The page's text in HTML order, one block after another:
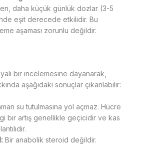
daha küçük günlük dozlar (3-5
eşit derecede etkilidir. Bu
aşaması zorunlu değildir.
bir incelemesine dayanarak,
aşağıdaki sonuçlar çıkarılabilir:
su tutulmasına yol açmaz. Hücre
bir artış genellikle geçicidir ve kas
Bir anabolik steroid değildir.